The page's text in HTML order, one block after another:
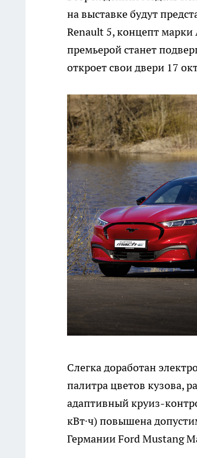
на выставке будут
Renault 5, концепт
премьерой станет
откроет свои двери 17
Слегка доработан
палитра цветов кузова,
адаптивный круиз-
кВт∙ч) повышена
Германии Ford Mustang